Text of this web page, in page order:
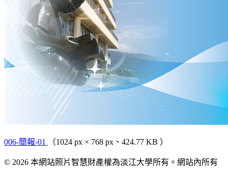
006-簡報-01 （1024 px × 768 px、424.77 KB ）
© 2026 本網站照片智慧財產權為淡江大學所有。網站內所有